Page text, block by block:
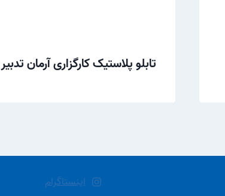
تابلو پلاستیک کارگزاری آرمان تدبیر
اینستاگرام